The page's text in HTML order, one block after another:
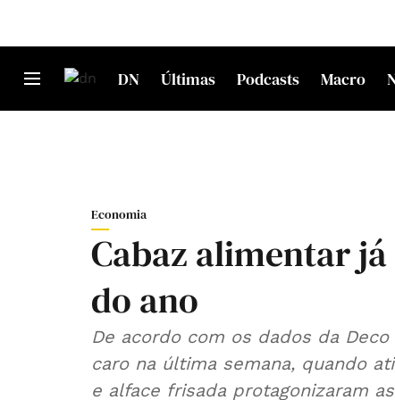
DN Últimas Podcasts Macro
Economia
Cabaz alimentar
do ano
De acordo com os dados da
caro na última semana, quando
e alface frisada protagonizaram